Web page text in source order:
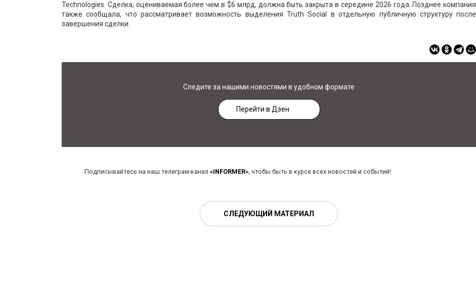
Technologies. Сделка, оцениваемая более чем в $6 млрд, должна быть закрыта в середине 2026 года. Позднее компания
также сообщала, что рассматривает возможность выделения Truth Social в отдельную публичную структуру после
завершения сделки.
Следите за нашими новостями в удобном формате
Перейти в Дзен
Подписывайтесь на наш телеграм-канал «INFORMER», чтобы быть в курсе всех новостей и событий!
СЛЕДУЮЩИЙ МАТЕРИАЛ